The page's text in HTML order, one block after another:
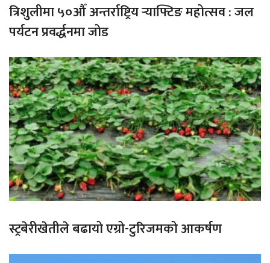
त्रिशुलीमा ५०औँ अन्तर्राष्ट्रिय र्‍याफ्टिङ महोत्सव : जल
पर्यटन प्रवर्द्धनमा जोड
स्ट्रबेरीखेतीले बढायो एग्रो-टुरिजमको आकर्षण